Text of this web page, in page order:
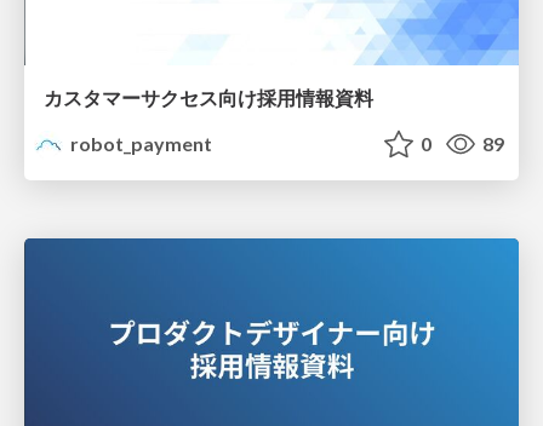
カスタマーサクセス向け採用情報資料
robot_payment
0 89